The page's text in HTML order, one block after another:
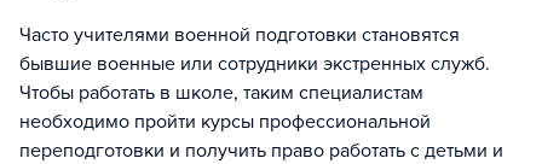
Часто учителями военной подготовки становятся
бывшие военные или сотрудники экстренных служб.
Чтобы работать в школе, таким специалистам
необходимо пройти курсы профессиональной
переподготовки и получить право работать с детьми и